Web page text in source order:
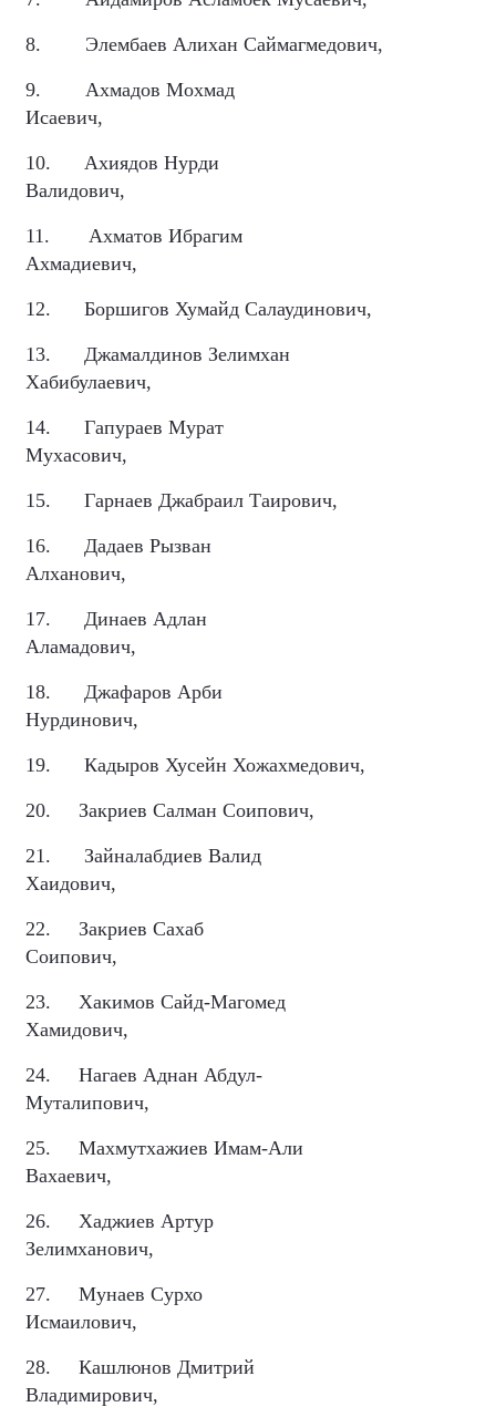
8. Элембаев Алихан Саймагмедович,
9.
Ахмадов Мохмад
Исаевич,
10.
Ахиядов Нурди
Валидович,
11.
Ахматов Ибрагим
Ахмадиевич,
12. Боршигов Хумайд Салаудинович,
13.
Джамалдинов Зелимхан
Хабибулаевич,
14.
Гапураев Мурат
Мухасович,
15. Гарнаев Джабраил Таирович,
16.
Дадаев Рызван
Алханович,
17.
Динаев Адлан
Аламадович,
18.
Джафаров Арби
Нурдинович,
19. Кадыров Хусейн Хожахмедович,
20. Закриев Салман Соипович,
21.
Зайналабдиев Валид
Хаидович,
22.
Закриев Сахаб
Соипович,
23.
Хакимов Сайд-Магомед
Хамидович,
24.
Нагаев Аднан Абдул-
Муталипович,
25.
Махмутхажиев Имам-Али
Вахаевич,
26.
Хаджиев Артур
Зелимханович,
27.
Мунаев Сурхо
Исмаилович,
28.
Кашлюнов Дмитрий
Владимирович,